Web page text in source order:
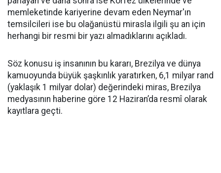
memleketinde kariyerine devam eden Neymar'ın
temsilcileri ise bu olağanüstü mirasla ilgili şu an için
herhangi bir resmi bir yazı almadıklarını açıkladı.
Söz konusu iş insanının bu kararı, Brezilya ve dünya
kamuoyunda büyük şaşkınlık yaratırken, 6,1 milyar rand
(yaklaşık 1 milyar dolar) değerindeki miras, Brezilya
medyasının haberine göre 12 Haziran’da resmî olarak
kayıtlara geçti.